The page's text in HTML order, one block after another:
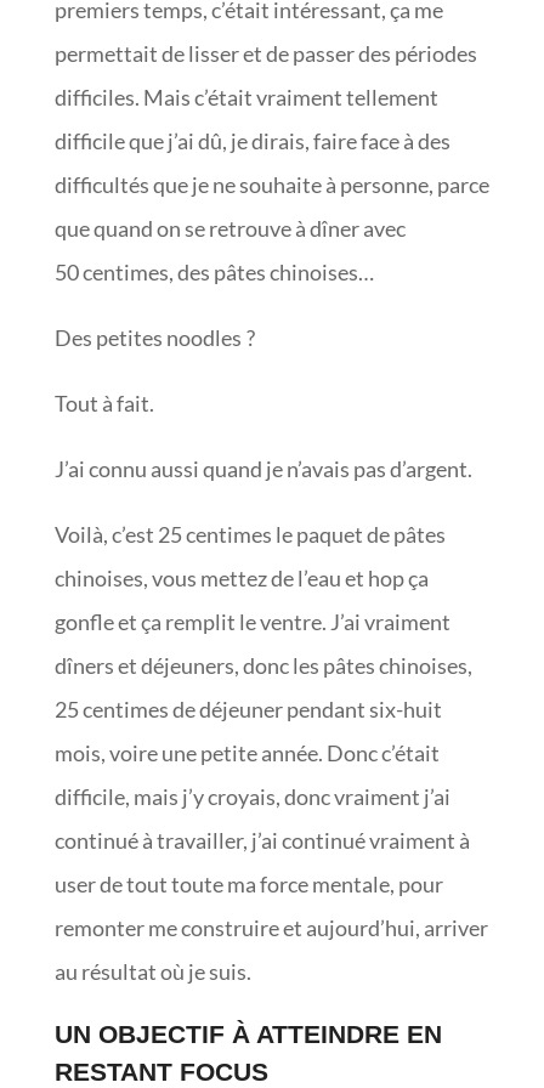
premiers temps, c’était intéressant, ça me
permettait de lisser et de passer des périodes
difficiles. Mais c’était vraiment tellement
difficile que j’ai dû, je dirais, faire face à des
difficultés que je ne souhaite à personne, parce
que quand on se retrouve à dîner avec
50 centimes, des pâtes chinoises…
Des petites noodles ?
Tout à fait.
J’ai connu aussi quand je n’avais pas d’argent.
Voilà, c’est 25 centimes le paquet de pâtes
chinoises, vous mettez de l’eau et hop ça
gonfle et ça remplit le ventre. J’ai vraiment
dîners et déjeuners, donc les pâtes chinoises,
25 centimes de déjeuner pendant six-huit
mois, voire une petite année. Donc c’était
difficile, mais j’y croyais, donc vraiment j’ai
continué à travailler, j’ai continué vraiment à
user de tout toute ma force mentale, pour
remonter me construire et aujourd’hui, arriver
au résultat où je suis.
UN OBJECTIF À ATTEINDRE EN
RESTANT FOCUS